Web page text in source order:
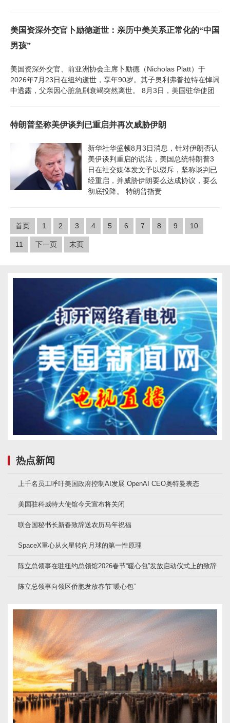
美国资深外交官卜励德逝世：亲历中美关系正常化的“中国
男孩”
美国资深外交官、前亚洲协会主席卜励德（Nicholas Platt）于
2026年7月23日在纽约逝世，享年90岁。其子奥利弗普拉特在悼词
中透露，父亲因心脏急剧衰竭突然离世。 8月3日，美国驻华使团
特朗普坚称美伊谈判已重启并再次威胁伊朗
新华社华盛顿8月3日消息，针对伊朗否认
美伊谈判重启的说法，美国总统特朗普3
日在社交媒体发文予以驳斥，坚称谈判已
经重启，并威胁伊朗要么达成协议，要么
彻底投降。 特朗普指责
首页 1 2 3 4 5 6 7 8 9 10
11 下一页 末页
热点新闻
上千名员工呼吁美国政府控制AI发展 OpenAI CEO奥特曼表态
美国驻科威特大使馆今天宣布将关闭
联合国秘书长新春致辞送农历马年祝福
SpaceX重心从火星转向月球的第一性原理
陈立总领事在驻纽约总领馆2026春节“暖心包”发放启动仪式上的致辞
陈立总领事向领区侨胞发放春节“暖心包”